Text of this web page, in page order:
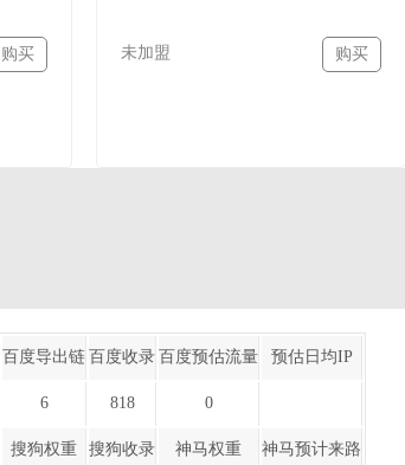
购买 未加盟 购买
百度导出链 百度收录 百度预估流量 预估日均IP
6 818 0
搜狗权重 搜狗收录 神马权重 神马预计来路